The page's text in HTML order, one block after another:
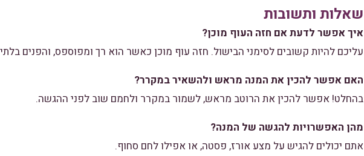
שאלות ותשובות
איך אפשר לדעת אם חזה העוף מוכן?
עליכם להיות קשובים לסימני הבישול. חזה עוף מוכן כאשר הוא רך ומפוספס, והפנים בלתי
האם אפשר להכין את המנה מראש ולהשאיר במקרר?
בהחלט! אפשר להכין את הרוטב מראש, לשמור במקרר ולחמם שוב לפני ההגשה.
מהן האפשרויות להגשה של המנה?
אתם יכולים להגיש על מצע אורז, פסטה, או אפילו לחם סחוף.